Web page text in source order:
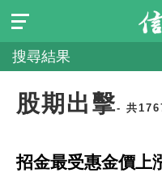
搜尋結果
股期出擊- 共
招金最受惠金價上